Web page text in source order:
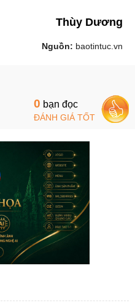
Thùy Dương
Nguồn: baotintuc.vn
0 bạn đọc
ĐÁNH GIÁ TỐT